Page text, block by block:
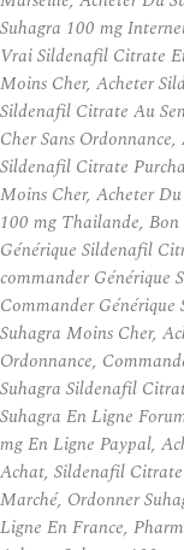
Suhagra 100 mg
Vrai Sildenafil Citrate
Moins Cher, Acheter
Sildenafil Citrate Au
Cher Sans
Sildenafil Citrate
Moins Cher, Acheter
100 mg Thailande,
Générique Sildenafil
commander Générique
Commander
Suhagra Moins Cher,
Ordonnance,
Suhagra Sildenafil
Suhagra En Ligne
mg En Ligne Paypal,
Achat, Sildenafil
Marché, Ordonner
Ligne En France,